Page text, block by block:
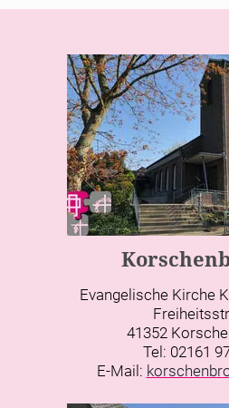
Evangelische Kirche
41352
Tel: 02161
E-Mail: